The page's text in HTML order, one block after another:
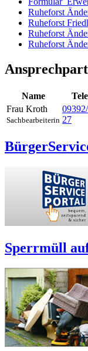
Ruheforst
Ruheforst
Ruheforst
Ruheforst
Name
Frau Kroth
Sachbearbeiterin 27
Sperrmüll